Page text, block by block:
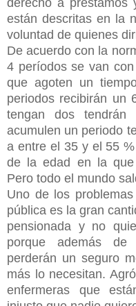
derecho a préstamos
están descritas en la
voluntad de quienes
De acuerdo con la
4 períodos se van
que agoten un
periodos recibirán un
tengan dos
acumulen un periodo
a entre el 35 y el 55
de la edad en la que
Pero todo el mundo
Uno de los
pública es la gran
pensionada y no
porque además
perderán un seguro
más lo necesitan.
enfermeras que